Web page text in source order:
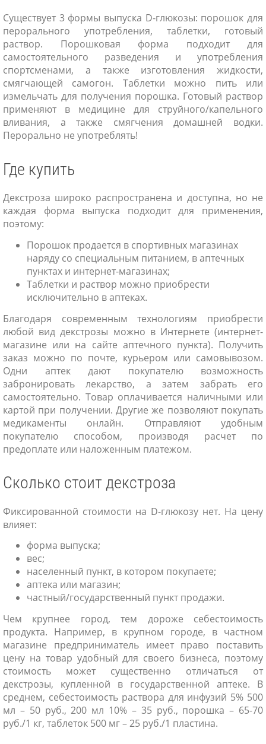
Существует 3 формы выпуска D-глюкозы: порошок для
перорального употребления, таблетки, готовый
раствор. Порошковая форма подходит для
самостоятельного разведения и употребления
спортсменами, а также изготовления жидкости,
смягчающей самогон. Таблетки можно пить или
измельчать для получения порошка. Готовый раствор
применяют в медицине для струйного/капельного
вливания, а также смягчения домашней водки.
Перорально не употреблять!
Где купить
Декстроза широко распространена и доступна, но не
каждая форма выпуска подходит для применения,
поэтому:
Порошок продается в спортивных магазинах
наряду со специальным питанием, в аптечных
пунктах и интернет-магазинах;
Таблетки и раствор можно приобрести
исключительно в аптеках.
Благодаря современным технологиям приобрести
любой вид декстрозы можно в Интернете (интернет-
магазине или на сайте аптечного пункта). Получить
заказ можно по почте, курьером или самовывозом.
Одни аптек дают покупателю возможность
забронировать лекарство, а затем забрать его
самостоятельно. Товар оплачивается наличными или
картой при получении. Другие же позволяют покупать
медикаменты онлайн. Отправляют удобным
покупателю способом, производя расчет по
предоплате или наложенным платежом.
Сколько стоит декстроза
Фиксированной стоимости на D-глюкозу нет. На цену
влияет:
форма выпуска;
вес;
населенный пункт, в котором покупаете;
аптека или магазин;
частный/государственный пункт продажи.
Чем крупнее город, тем дороже себестоимость
продукта. Например, в крупном городе, в частном
магазине предприниматель имеет право поставить
цену на товар удобный для своего бизнеса, поэтому
стоимость может существенно отличаться от
декстрозы, купленной в государственной аптеке. В
среднем, себестоимость раствора для инфузий 5% 500
мл – 50 руб., 200 мл 10% – 35 руб., порошка – 65-70
руб./1 кг, таблеток 500 мг – 25 руб./1 пластина.